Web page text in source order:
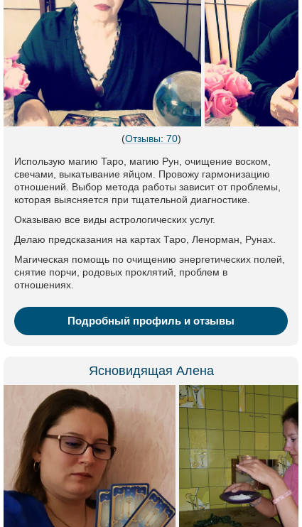
(Отзывы: 70)
Использую магию Таро, магию Рун, очищение воском,
свечами, выкатывание яйцом. Провожу гармонизацию
отношений. Выбор метода работы зависит от проблемы,
которая выясняется при тщательной диагностике.
Оказываю все виды астрологических услуг.
Делаю предсказания на картах Таро, Ленорман, Рунах.
Магическая помощь по очищению энергетических полей,
снятие порчи, родовых проклятий, проблем в
отношениях.
Подробный профиль и отзывы
Ясновидящая Алена